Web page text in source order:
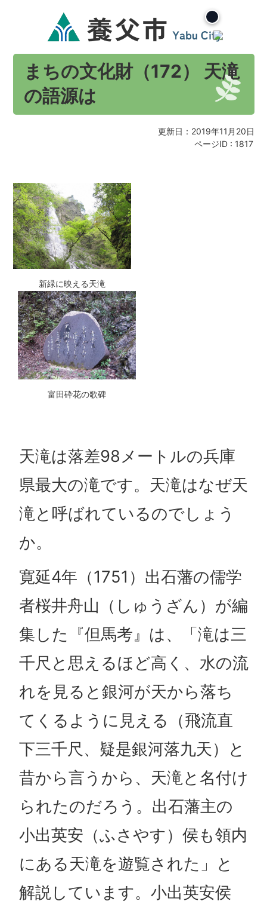
まちの文化財（172） 天滝
の語源は
更新日：2019年11月20日
ページID : 1817
新緑に映える天滝
富田砕花の歌碑
天滝は落差98メートルの兵庫
県最大の滝です。天滝はなぜ天
滝と呼ばれているのでしょう
か。
寛延4年（1751）出石藩の儒学
者桜井舟山（しゅうざん）が編
集した『但馬考』は、「滝は三
千尺と思えるほど高く、水の流
れを見ると銀河が天から落ち
てくるように見える（飛流直
下三千尺、疑是銀河落九天）と
昔から言うから、天滝と名付け
られたのだろう。出石藩主の
小出英安（ふさやす）侯も領内
にある天滝を遊覧された」と
解説しています。小出英安侯